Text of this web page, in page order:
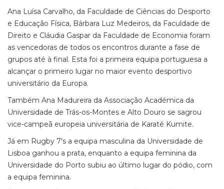
Ana Luísa Carvalho, da Faculdade de Ciências do Desporto
e Educação Física, Bárbara Luz Medeiros, da Faculdade de
Direito e Cláudia Gaspar da Faculdade de Economia foram
as vencedoras de todos os encontros durante a fase de
grupos até à final. Esta foi a primeira equipa portuguesa a
alcançar o primeiro lugar no maior evento desportivo
universitário da Europa.
Também Ana Madureira da Associação Académica da
Universidade de Trás-os-Montes e Alto Douro se sagrou
vice-campeã europeia universitária de Karaté Kumite.
Já em Rugby 7's a equipa masculina da Universidade de
Lisboa ganhou a prata, enquanto a equipa feminina da
Universidade do Porto subiu ao último lugar do pódio, com
a equipa feminina.